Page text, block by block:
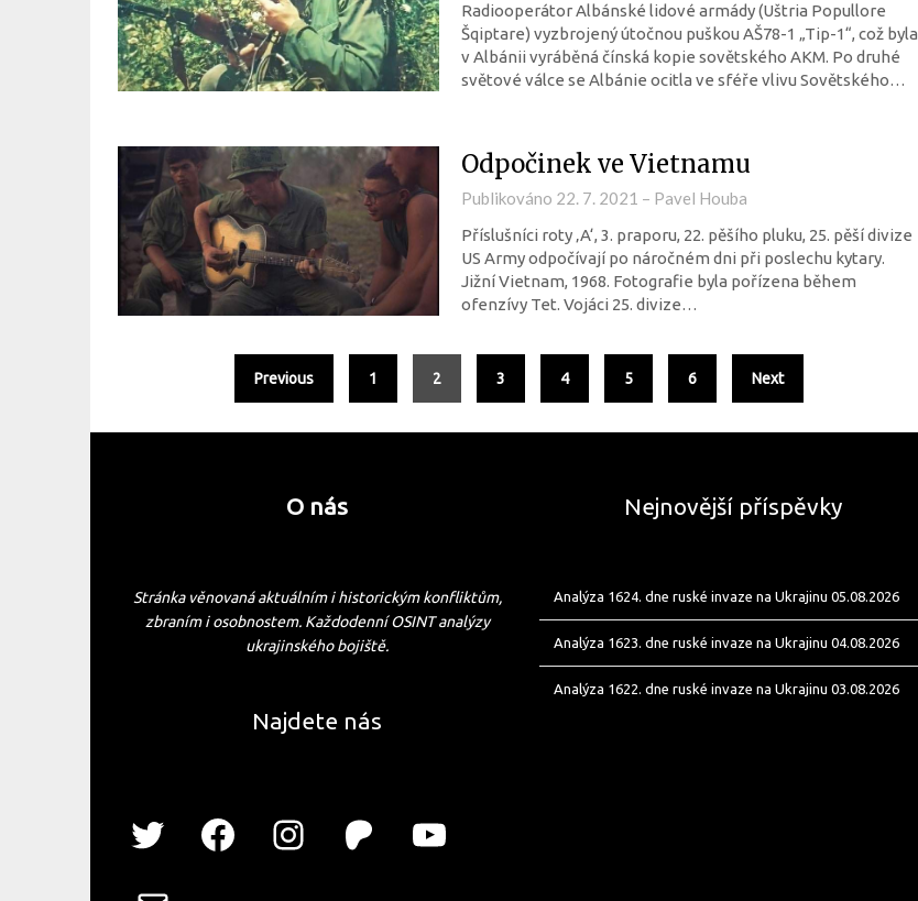
Radiooperátor Albánské lidové armády (Uštria Popullore
Šqiptare) vyzbrojený útočnou puškou AŠ78-1 „Tip-1“, což byla
v Albánii vyráběná čínská kopie sovětského AKM. Po druhé
světové válce se Albánie ocitla ve sféře vlivu Sovětského…
Odpočinek ve Vietnamu
Publikováno 22. 7. 2021 – Pavel Houba
Příslušníci roty ‚A‘, 3. praporu, 22. pěšího pluku, 25. pěší divize
US Army odpočívají po náročném dni při poslechu kytary.
Jižní Vietnam, 1968. Fotografie byla pořízena během
ofenzívy Tet. Vojáci 25. divize…
Previous 1 2 3 4 5 6 Next
O nás
Stránka věnovaná aktuálním i historickým konfliktům,
zbraním i osobnostem. Každodenní OSINT analýzy
ukrajinského bojiště.
Najdete nás
Nejnovější příspěvky
Analýza 1624. dne ruské invaze na Ukrajinu 05.08.2026
Analýza 1623. dne ruské invaze na Ukrajinu 04.08.2026
Analýza 1622. dne ruské invaze na Ukrajinu 03.08.2026